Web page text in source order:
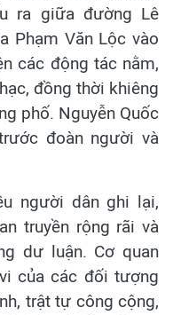
ra giữa đường Lê
Phạm Văn Lộc vào
các động tác nằm,
đồng thời khiêng
phố. Nguyễn Quốc
đoàn người và
người dân ghi lại,
truyền rộng rãi và
dư luận. Cơ quan
của các đối tượng
trật tự công cộng,